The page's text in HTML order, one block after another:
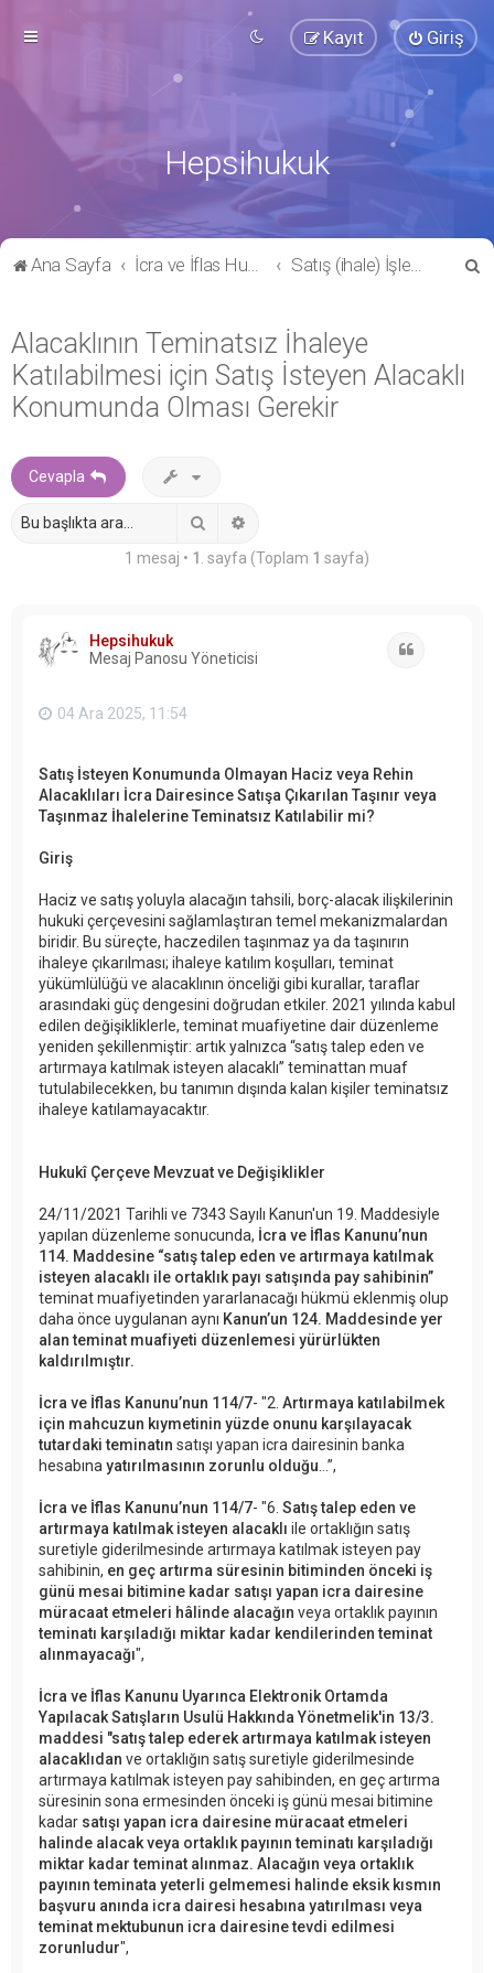
Giriş
Kayıt
Hepsihukuk
Ana Sayfa İcra ve İflas Hukuku Satış (ihale) İşlemleri
Alacaklının Teminatsız İhaleye
Katılabilmesi için Satış İsteyen Alacaklı
Konumunda Olması Gerekir
Cevapla
1 mesaj • 1 . sayfa (Toplam 1 sayfa)
Hepsihukuk
Mesaj Panosu Yöneticisi
04 Ara 2025, 11:54
Satış İsteyen Konumunda Olmayan Haciz veya Rehin
Alacaklıları İcra Dairesince Satışa Çıkarılan Taşınır veya
Taşınmaz İhalelerine Teminatsız Katılabilir mi?
Giriş
Haciz ve satış yoluyla alacağın tahsili, borç-alacak ilişkilerinin
hukuki çerçevesini sağlamlaştıran temel mekanizmalardan
biridir. Bu süreçte, haczedilen taşınmaz ya da taşınırın
ihaleye çıkarılması; ihaleye katılım koşulları, teminat
yükümlülüğü ve alacaklının önceliği gibi kurallar, taraflar
arasındaki güç dengesini doğrudan etkiler. 2021 yılında kabul
edilen değişikliklerle, teminat muafiyetine dair düzenleme
yeniden şekillenmiştir: artık yalnızca “satış talep eden ve
artırmaya katılmak isteyen alacaklı” teminattan muaf
tutulabilecekken, bu tanımın dışında kalan kişiler teminatsız
ihaleye katılamayacaktır.
Hukukî Çerçeve Mevzuat ve Değişiklikler
24/11/2021 Tarihli ve 7343 Sayılı Kanun'un 19. Maddesiyle
yapılan düzenleme sonucunda, İcra ve İflas Kanunu’nun
114. Maddesine “satış talep eden ve artırmaya katılmak
isteyen alacaklı ile ortaklık payı satışında pay sahibinin”
teminat muafiyetinden yararlanacağı hükmü eklenmiş olup
daha önce uygulanan aynı Kanun’un 124. Maddesinde yer
alan teminat muafiyeti düzenlemesi yürürlükten
kaldırılmıştır.
İcra ve İflas Kanunu’nun 114/7- "2. Artırmaya katılabilmek
için mahcuzun kıymetinin yüzde onunu karşılayacak
tutardaki teminatın satışı yapan icra dairesinin banka
hesabına yatırılmasının zorunlu olduğu …”,
İcra ve İflas Kanunu’nun 114/7- "6. Satış talep eden ve
artırmaya katılmak isteyen alacaklı ile ortaklığın satış
suretiyle giderilmesinde artırmaya katılmak isteyen pay
sahibinin, en geç artırma süresinin bitiminden önceki iş
günü mesai bitimine kadar satışı yapan icra dairesine
müracaat etmeleri hâlinde alacağın veya ortaklık payının
teminatı karşıladığı miktar kadar kendilerinden teminat
alınmayacağı",
İcra ve İflas Kanunu Uyarınca Elektronik Ortamda
Yapılacak Satışların Usulü Hakkında Yönetmelik'in 13/3.
maddesi "satış talep ederek artırmaya katılmak isteyen
alacaklıdan ve ortaklığın satış suretiyle giderilmesinde
artırmaya katılmak isteyen pay sahibinden, en geç artırma
süresinin sona ermesinden önceki iş günü mesai bitimine
kadar satışı yapan icra dairesine müracaat etmeleri
halinde alacak veya ortaklık payının teminatı karşıladığı
miktar kadar teminat alınmaz. Alacağın veya ortaklık
payının teminata yeterli gelmemesi halinde eksik kısmın
başvuru anında icra dairesi hesabına yatırılması veya
teminat mektubunun icra dairesine tevdi edilmesi
zorunludur",